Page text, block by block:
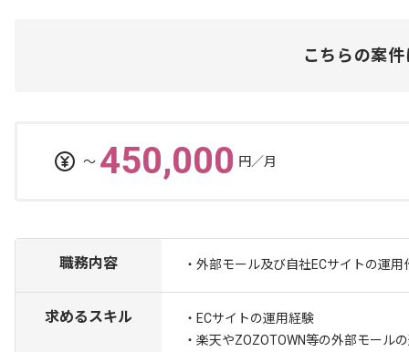
こちらの案
〜 450,000 円／月
職務内容 ・外部モール及び自社ECサイトの運
求めるスキル
・ECサイトの運用経験
・楽天やZOZOTOWN等の外部モール